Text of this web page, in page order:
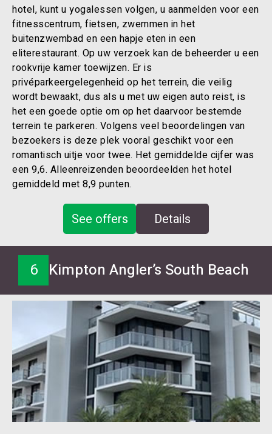
hotel, kunt u yogalessen volgen, u aanmelden voor een
fitnesscentrum, fietsen, zwemmen in het
buitenzwembad en een hapje eten in een
eliterestaurant. Op uw verzoek kan de beheerder u een
rookvrije kamer toewijzen. Er is
privéparkeergelegenheid op het terrein, die veilig
wordt bewaakt, dus als u met uw eigen auto reist, is
het een goede optie om op het daarvoor bestemde
terrein te parkeren. Volgens veel beoordelingen van
bezoekers is deze plek vooral geschikt voor een
romantisch uitje voor twee. Het gemiddelde cijfer was
een 9,6. Alleenreizenden beoordeelden het hotel
gemiddeld met 8,9 punten.
See offers Details
6 Kimpton Angler’s South Beach